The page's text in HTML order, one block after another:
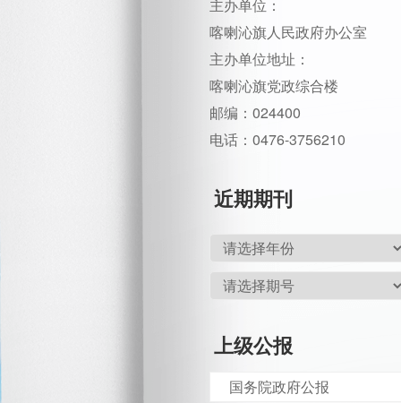
主办单位：
喀喇沁旗人民政府办公室
主办单位地址：
喀喇沁旗党政综合楼
邮编：024400
电话：0476-3756210
近期期刊
上级公报
国务院政府公报